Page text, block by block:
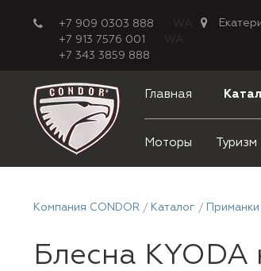
+7 909 0303 888
WA
+7 913 7576 001
WA
+7 343 3859 888
Главная
Моторы Туризм
Компания CONDOR Каталог Приманки
Блесна KYODA